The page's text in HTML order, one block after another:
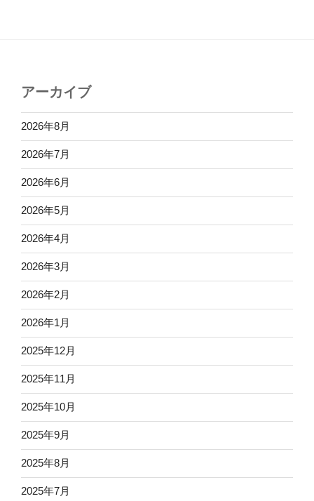
アーカイブ
2026年8月
2026年7月
2026年6月
2026年5月
2026年4月
2026年3月
2026年2月
2026年1月
2025年12月
2025年11月
2025年10月
2025年9月
2025年8月
2025年7月